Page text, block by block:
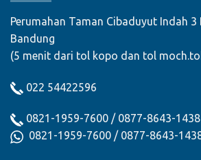
Perumahan Taman Cibaduyut Indah 3
Bandung
(5 menit dari tol kopo dan tol
022 54422596
0821-1959-7600 / 0877-8643-1438
0821-1959-7600 / 0877-8643-